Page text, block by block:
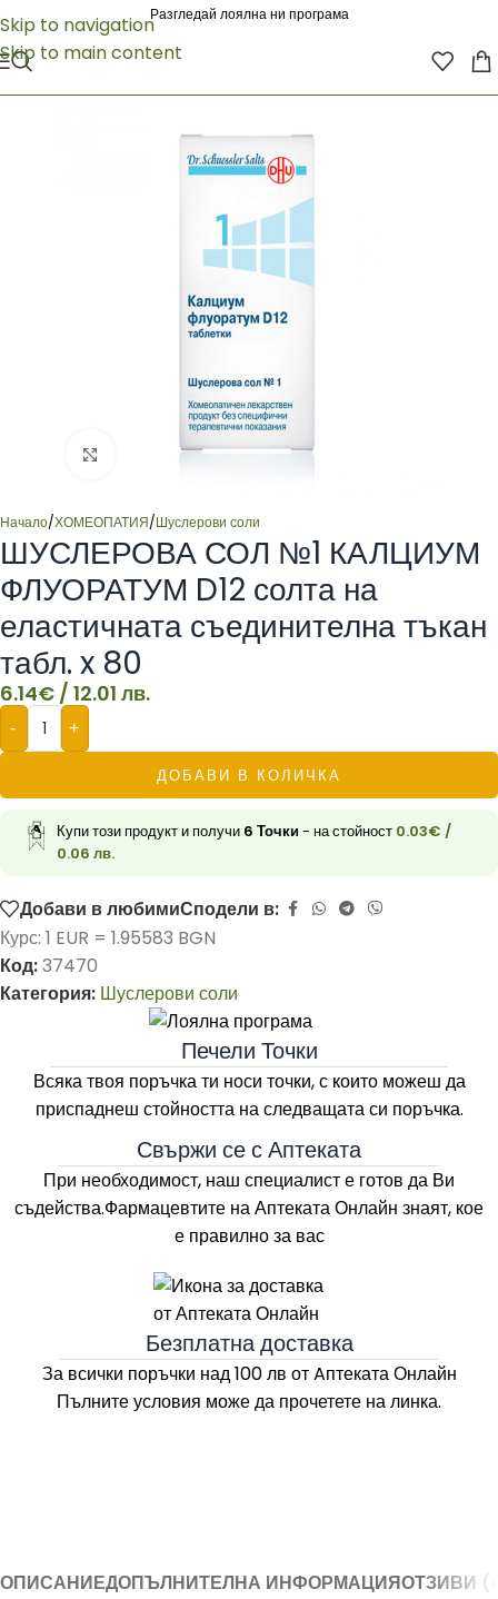
Skip to navigation
Skip to main content
Разгледай лоялна ни програма
Click to enlarge
Начало/ХОМЕОПАТИЯ/Шуслерови соли
ШУСЛЕРОВА СОЛ №1 КАЛЦИУМ
ФЛУОРАТУМ D12 солта на
еластичната съединителна тъкан
табл. x 80
6.14€ / 12.01 лв.
- +
ДОБАВИ В КОЛИЧКА
Купи този продукт и получи 6 Точки- на стойност 0.03€ /
0.06 лв.
Добави в любимиСподели в:
Курс: 1 EUR = 1.95583 BGN
Код:37470
Категория: Шуслерови соли
Печели Точки
Всяка твоя поръчка ти носи точки, с които можеш да
приспаднеш стойността на следващата си поръчка.
Свържи се с Аптеката
При необходимост, наш специалист е готов да Ви
съдейства.Фармацевтите наАптеката Онлайн знаят, кое
е правилно за вас
Безплатна доставка
За всички поръчки над 100 лв от Aптеката Онлайн
Пълните условия може да прочетете на линка.
ОПИСАНИЕДОПЪЛНИТЕЛНА ИНФОРМАЦИЯОТЗИВИ